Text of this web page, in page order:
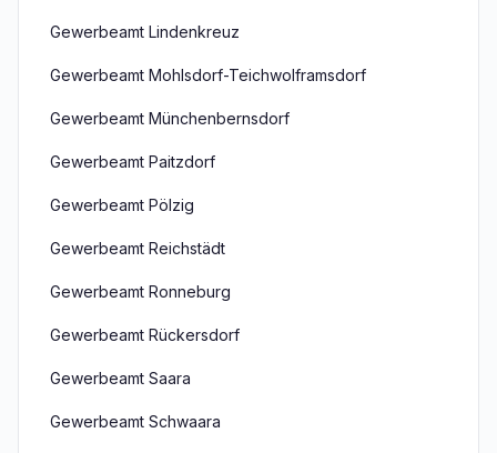
Gewerbeamt Lindenkreuz
Gewerbeamt Mohlsdorf-Teichwolframsdorf
Gewerbeamt Münchenbernsdorf
Gewerbeamt Paitzdorf
Gewerbeamt Pölzig
Gewerbeamt Reichstädt
Gewerbeamt Ronneburg
Gewerbeamt Rückersdorf
Gewerbeamt Saara
Gewerbeamt Schwaara